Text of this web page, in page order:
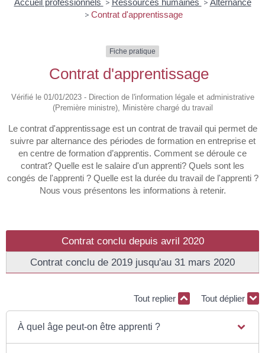
Accueil professionnels > Ressources humaines > Alternance
> Contrat d'apprentissage
Fiche pratique
Contrat d'apprentissage
Vérifié le 01/01/2023 - Direction de l'information légale et administrative
(Première ministre), Ministère chargé du travail
Le contrat d'apprentissage est un contrat de travail qui permet de
suivre par alternance des périodes de formation en entreprise et
en centre de formation d’apprentis. Comment se déroule ce
contrat? Quelle est le salaire d'un apprenti? Quels sont les
congés de l'apprenti ? Quelle est la durée du travail de l'apprenti ?
Nous vous présentons les informations à retenir.
Contrat conclu depuis avril 2020
Contrat conclu de 2019 jusqu'au 31 mars 2020
Tout replier Tout déplier
À quel âge peut-on être apprenti ?